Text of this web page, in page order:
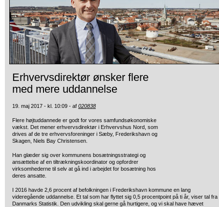
Erhvervsdirektør ønsker flere
med mere uddannelse
19. maj 2017 - kl. 10:09 - af 020838
Flere højtuddannede er godt for vores samfundsøkonomiske
vækst. Det mener erhvervsdirektør i Erhvervshus Nord, som
drives af de tre erhvervsforeninger i Sæby, Frederikshavn og
Skagen, Niels Bay Christensen.
Han glæder sig over kommunens bosætningsstrategi og
ansættelse af en tiltrækningskoordinator og opfordrer
virksomhederne til selv at gå ind i arbejdet for bosætning hos
deres ansatte.
I 2016 havde 2,6 procent af befolkningen i Frederikshavn kommune en lang
videregående uddannelse. Et tal som har flyttet sig 0,5 procentpoint på ti år, viser tal fra
Danmarks Statistik. Den udvikling skal gerne gå hurtigere, og vi skal have hævet